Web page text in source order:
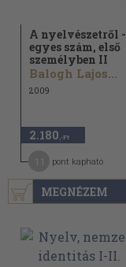
MEGNÉZEM
A nyelvészetről -
egyes szám, első
személyben II
Balogh Lajos...
2009
2.180 ,-Ft
pont kapható